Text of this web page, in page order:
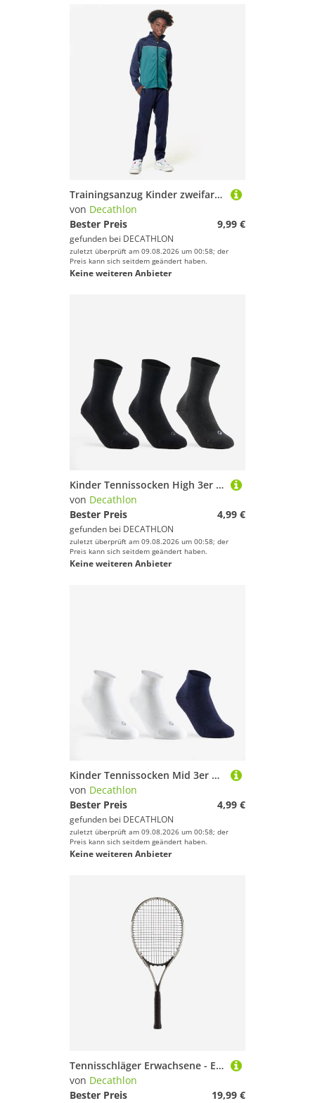
Trainingsanzug Kinder zweifarbig - grün/blau
von Decathlon
Bester Preis
9,99 €
gefunden bei DECATHLON
zuletzt überprüft am 09.08.2026 um 00:58; der
Preis kann sich seitdem geändert haben.
Keine weiteren Anbieter
Kinder Tennissocken High 3er Pack - RS 160 schwarz/grau
von Decathlon
Bester Preis
4,99 €
gefunden bei DECATHLON
zuletzt überprüft am 09.08.2026 um 00:58; der
Preis kann sich seitdem geändert haben.
Keine weiteren Anbieter
Kinder Tennissocken Mid 3er Pack - RS160 weiß/marineblau
von Decathlon
Bester Preis
4,99 €
gefunden bei DECATHLON
zuletzt überprüft am 09.08.2026 um 00:58; der
Preis kann sich seitdem geändert haben.
Keine weiteren Anbieter
Tennisschläger Erwachsene - Essential grau/blau
von Decathlon
Bester Preis
19,99 €